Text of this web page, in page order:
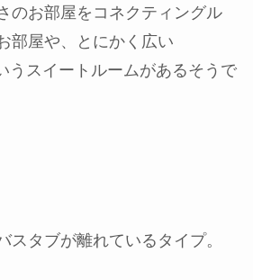
のお部屋をコネクティングル
部屋や、とにかく広い
うスイートルームがあるそうで
スタブが離れているタイプ。